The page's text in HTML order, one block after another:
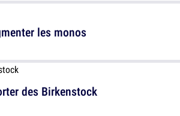
les monos
des Birkenstock